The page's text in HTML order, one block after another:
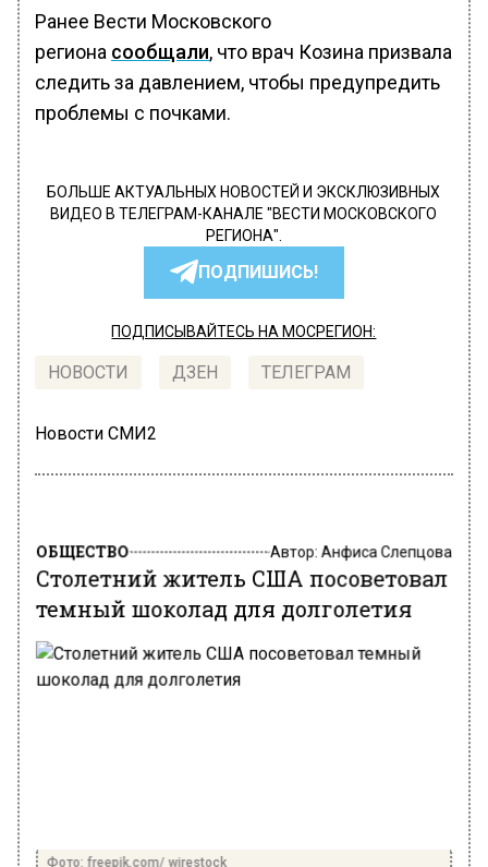
Ранее Вести Московского
региона сообщали, что врач Козина призвала
следить за давлением, чтобы предупредить
проблемы с почками.
БОЛЬШЕ АКТУАЛЬНЫХ НОВОСТЕЙ И ЭКСКЛЮЗИВНЫХ
ВИДЕО В ТЕЛЕГРАМ-КАНАЛЕ "ВЕСТИ МОСКОВСКОГО
РЕГИОНА".
ПОДПИШИСЬ!
ПОДПИСЫВАЙТЕСЬ НА МОСРЕГИОН:
НОВОСТИ ДЗЕН ТЕЛЕГРАМ
Новости СМИ2
ОБЩЕСТВО Автор: Анфиса Слепцова
Столетний житель США посоветовал
темный шоколад для долголетия
Фото: freepik.com/ wirestock